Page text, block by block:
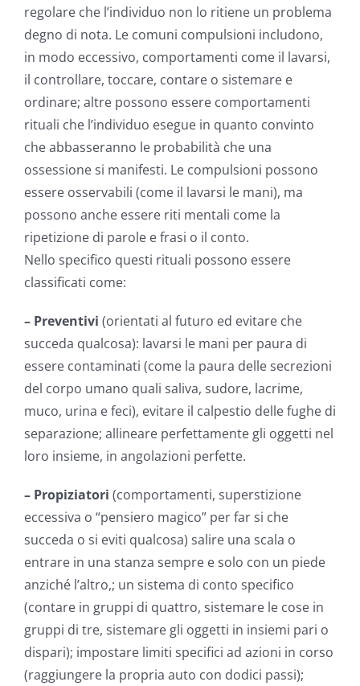
regolare che l’individuo non lo ritiene un problema
degno di nota. Le comuni compulsioni includono,
in modo eccessivo, comportamenti come il lavarsi,
il controllare, toccare, contare o sistemare e
ordinare; altre possono essere comportamenti
rituali che l’individuo esegue in quanto convinto
che abbasseranno le probabilità che una
ossessione si manifesti. Le compulsioni possono
essere osservabili (come il lavarsi le mani), ma
possono anche essere riti mentali come la
ripetizione di parole e frasi o il conto.
Nello specifico questi rituali possono essere
classificati come:
– Preventivi (orientati al futuro ed evitare che
succeda qualcosa): lavarsi le mani per paura di
essere contaminati (come la paura delle secrezioni
del corpo umano quali saliva, sudore, lacrime,
muco, urina e feci), evitare il calpestio delle fughe di
separazione; allineare perfettamente gli oggetti nel
loro insieme, in angolazioni perfette.
– Propiziatori (comportamenti, superstizione
eccessiva o “pensiero magico” per far si che
succeda o si eviti qualcosa) salire una scala o
entrare in una stanza sempre e solo con un piede
anziché l’altro,; un sistema di conto specifico
(contare in gruppi di quattro, sistemare le cose in
gruppi di tre, sistemare gli oggetti in insiemi pari o
dispari); impostare limiti specifici ad azioni in corso
(raggiungere la propria auto con dodici passi);